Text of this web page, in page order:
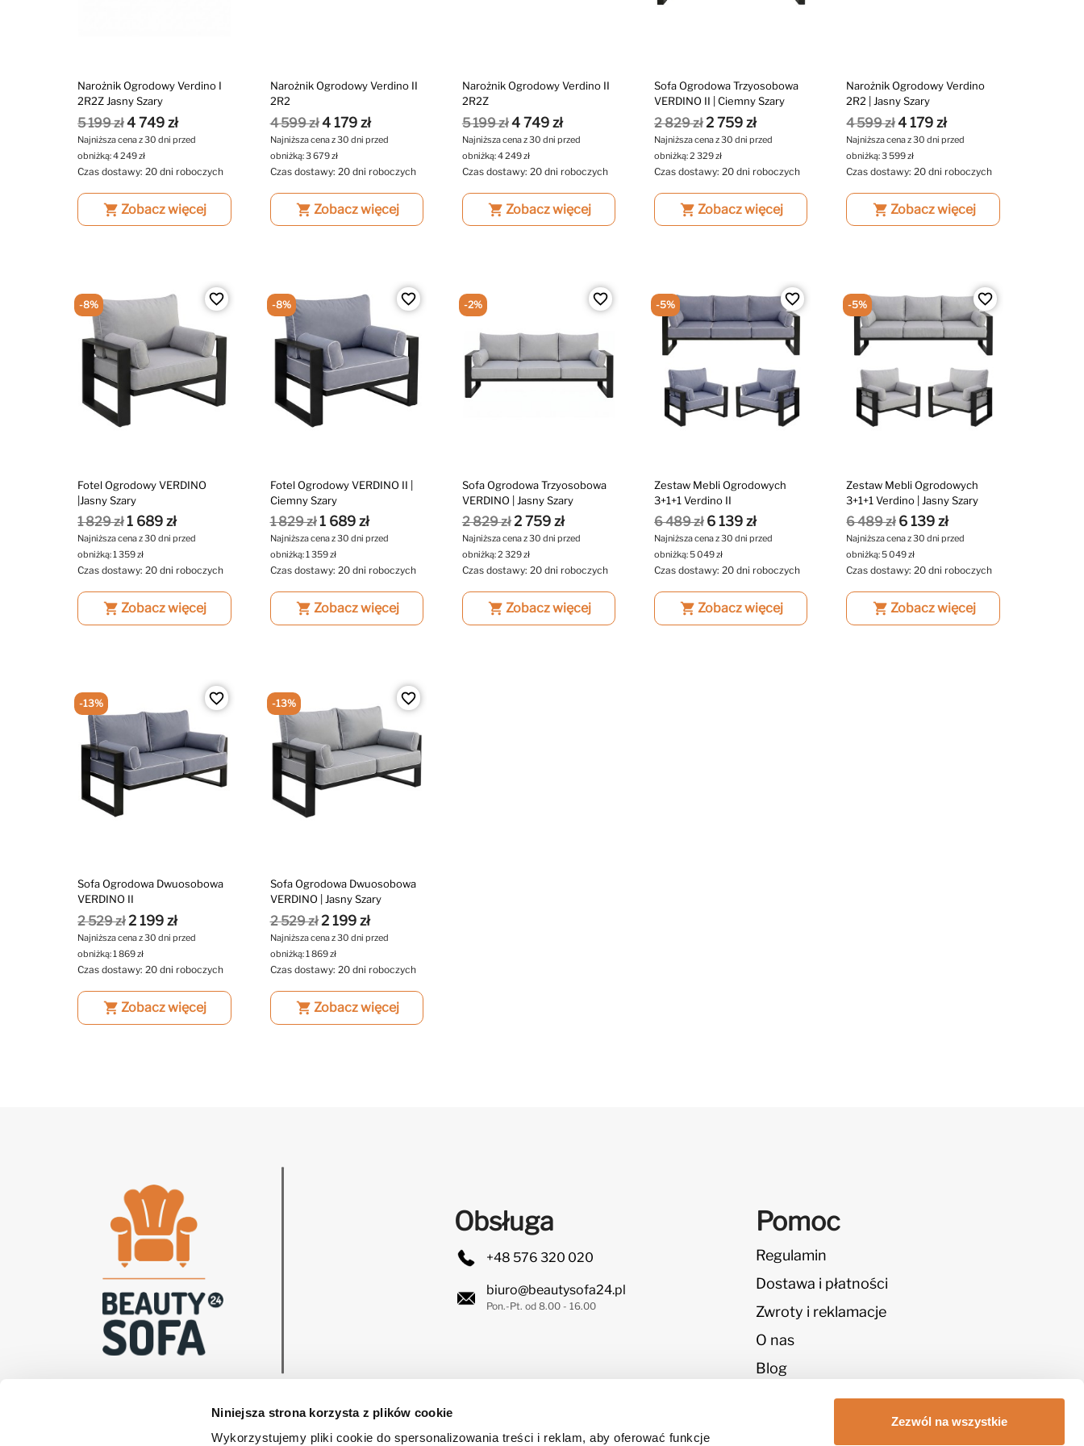
Niniejsza strona korzysta z plików cookie
Wykorzystujemy pliki cookie do spersonalizowania treści i reklam, aby oferować funkcje
Zezwól na wszystkie
Narożnik Ogrodowy Verdino I
2R2Z Jasny Szary
5 199 zł 4 749 zł
Najniższa cena z 30 dni przed
obniżką:4 249 zł
Czas dostawy: 20 dni roboczych
shopping_cart Zobacz więcej
Narożnik Ogrodowy Verdino II
2R2
4 599 zł 4 179 zł
Najniższa cena z 30 dni przed
obniżką:3 679 zł
Czas dostawy: 20 dni roboczych
shopping_cart Zobacz więcej
Narożnik Ogrodowy Verdino II
2R2Z
5 199 zł 4 749 zł
Najniższa cena z 30 dni przed
obniżką:4 249 zł
Czas dostawy: 20 dni roboczych
shopping_cart Zobacz więcej
Sofa Ogrodowa Trzyosobowa
VERDINO II | Ciemny Szary
2 829 zł 2 759 zł
Najniższa cena z 30 dni przed
obniżką:2 329 zł
Czas dostawy: 20 dni roboczych
shopping_cart Zobacz więcej
Narożnik Ogrodowy Verdino
2R2 | Jasny Szary
4 599 zł 4 179 zł
Najniższa cena z 30 dni przed
obniżką:3 599 zł
Czas dostawy: 20 dni roboczych
shopping_cart Zobacz więcej
favorite_border
Fotel Ogrodowy VERDINO
|Jasny Szary
1 829 zł 1 689 zł
Najniższa cena z 30 dni przed
obniżką:1 359 zł
Czas dostawy: 20 dni roboczych
shopping_cart Zobacz więcej
-8% favorite_border
Fotel Ogrodowy VERDINO II |
Ciemny Szary
1 829 zł 1 689 zł
Najniższa cena z 30 dni przed
obniżką:1 359 zł
Czas dostawy: 20 dni roboczych
shopping_cart Zobacz więcej
-8% favorite_border
Sofa Ogrodowa Trzyosobowa
VERDINO | Jasny Szary
2 829 zł 2 759 zł
Najniższa cena z 30 dni przed
obniżką:2 329 zł
Czas dostawy: 20 dni roboczych
shopping_cart Zobacz więcej
-2% favorite_border
Zestaw Mebli Ogrodowych
3+1+1 Verdino II
6 489 zł 6 139 zł
Najniższa cena z 30 dni przed
obniżką:5 049 zł
Czas dostawy: 20 dni roboczych
shopping_cart Zobacz więcej
-5% favorite_border
Zestaw Mebli Ogrodowych
3+1+1 Verdino | Jasny Szary
6 489 zł 6 139 zł
Najniższa cena z 30 dni przed
obniżką:5 049 zł
Czas dostawy: 20 dni roboczych
shopping_cart Zobacz więcej
-5%
favorite_border
Sofa Ogrodowa Dwuosobowa
VERDINO II
2 529 zł 2 199 zł
Najniższa cena z 30 dni przed
obniżką:1 869 zł
Czas dostawy: 20 dni roboczych
shopping_cart Zobacz więcej
-13% favorite_border
Sofa Ogrodowa Dwuosobowa
VERDINO | Jasny Szary
2 529 zł 2 199 zł
Najniższa cena z 30 dni przed
obniżką:1 869 zł
Czas dostawy: 20 dni roboczych
shopping_cart Zobacz więcej
-13%
Obsługa
+48 576 320 020
biuro@beautysofa24.pl
Pon.-Pt. od 8.00 - 16.00
Pomoc
Regulamin
Dostawa i płatności
Zwroty i reklamacje
O nas
Blog